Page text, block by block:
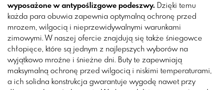
wyposażone w antypoślizgowe podeszwy. Dzięki temu
każda para obuwia zapewnia optymalną ochronę przed
mrozem, wilgocią i nieprzewidywalnymi warunkami
zimowymi. W naszej ofercie znajdują się także śniegowce
chłopięce, które są jednym z najlepszych wyborów na
wyjątkowo mroźne i śnieżne dni. Buty te zapewniają
maksymalną ochronę przed wilgocią i niskimi temperaturami,
a ich solidna konstrukcja gwarantuje wygodę nawet przy